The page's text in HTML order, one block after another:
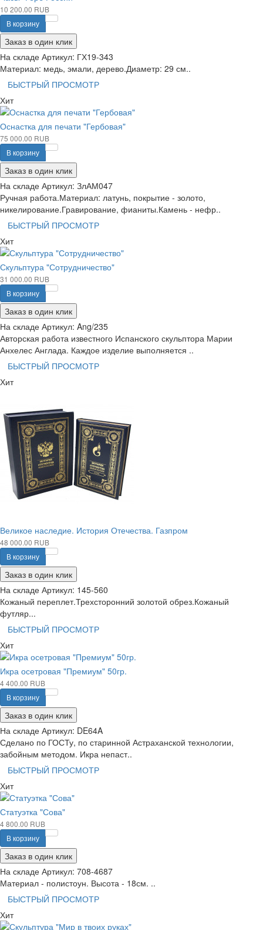
10 200.00 RUB
В корзину
Заказ в один клик
На складе Артикул: ГХ19-343
Материал: медь, эмали, дерево.Диаметр: 29 см..
БЫСТРЫЙ ПРОСМОТР
Хит
Оснастка для печати "Гербовая"
75 000.00 RUB
В корзину
Заказ в один клик
На складе Артикул: ЗлАМ047
Ручная работа.Материал: латунь, покрытие - золото,
никелирование.Гравирование, фианиты.Камень - нефр..
БЫСТРЫЙ ПРОСМОТР
Хит
Скульптура "Сотрудничество"
31 000.00 RUB
В корзину
Заказ в один клик
На складе Артикул: Ang/235
Авторская работа известного Испанского скульптора Марии
Анхелес Англада. Каждое изделие выполняется ..
БЫСТРЫЙ ПРОСМОТР
Хит
Великое наследие. История Отечества. Газпром
48 000.00 RUB
В корзину
Заказ в один клик
На складе Артикул: 145-560
Кожаный переплет.Трехсторонний золотой обрез.Кожаный
футляр...
БЫСТРЫЙ ПРОСМОТР
Хит
Икра осетровая "Премиум" 50гр.
4 400.00 RUB
В корзину
Заказ в один клик
На складе Артикул: DE64A
Сделано по ГОСТу, по старинной Астраханской технологии,
забойным методом. Икра непаст..
БЫСТРЫЙ ПРОСМОТР
Хит
Статуэтка "Сова"
4 800.00 RUB
В корзину
Заказ в один клик
На складе Артикул: 708-4687
Материал - полистоун. Высота - 18см. ..
БЫСТРЫЙ ПРОСМОТР
Хит